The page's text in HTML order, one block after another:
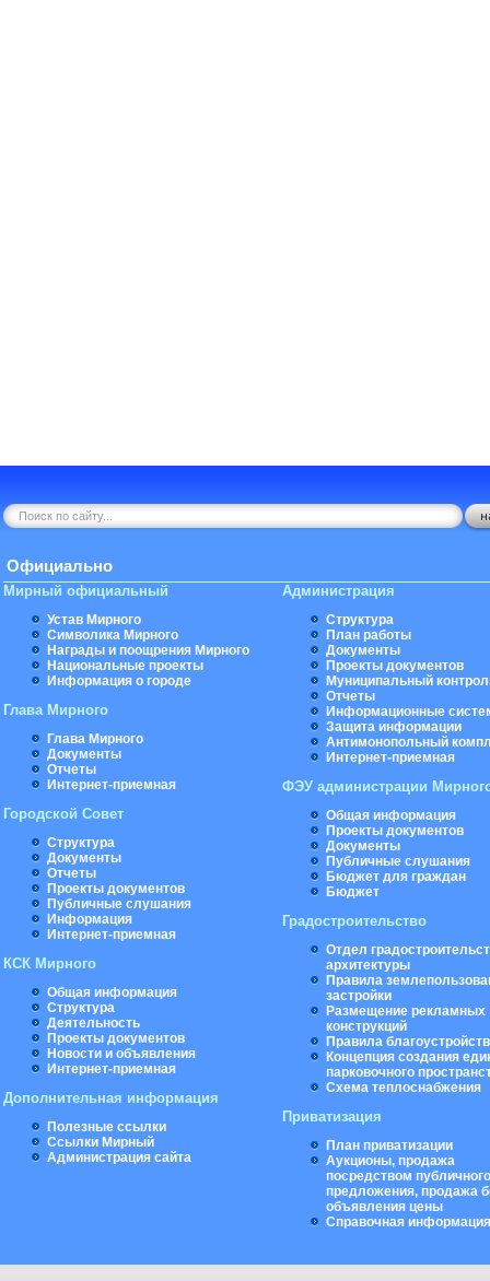
Официально
Мирный официальный
Устав Мирного
Символика Мирного
Награды и поощрения Мирного
Национальные проекты
Информация о городе
Глава Мирного
Глава Мирного
Документы
Отчеты
Интернет-приемная
Городской Совет
Структура
Документы
Отчеты
Проекты документов
Публичные слушания
Информация
Интернет-приемная
КСК Мирного
Общая информация
Структура
Деятельность
Проекты документов
Новости и объявления
Интернет-приемная
Дополнительная информация
Полезные ссылки
Ссылки Мирный
Администрация сайта
Администрация
Структура
План работы
Документы
Проекты документов
Муниципальный
Отчеты
Информационные
Защита информации
Антимонопольный
Интернет-приемная
ФЭУ администрации
Общая информация
Проекты документов
Документы
Публичные слушания
Бюджет для граждан
Бюджет
Градостроительство
Отдел
архитектуры
Правила
застройки
Размещение рекламных
конструкций
Правила
Концепция создания
парковочного
Схема теплоснабжения
Приватизация
План приватизации
Аукционы, продажа
посредством публичного
предложения, продажа
объявления цены
Справочная информация